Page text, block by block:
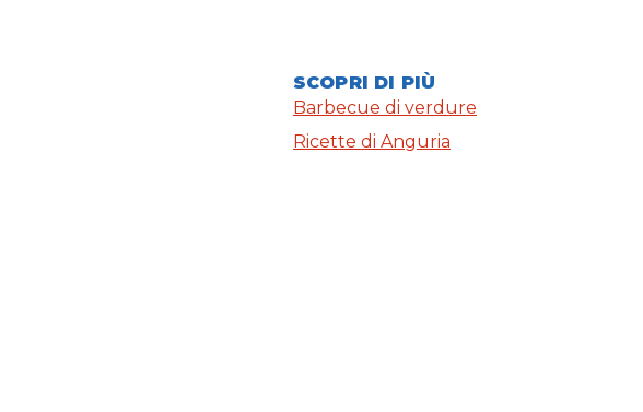
SCOPRI DI PIÙ
Barbecue di verdure
Ricette di Anguria